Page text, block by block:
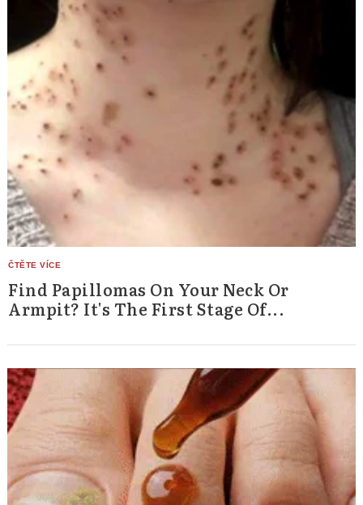
Find Papillomas On Your Neck Or
Armpit? It's The First Stage Of...